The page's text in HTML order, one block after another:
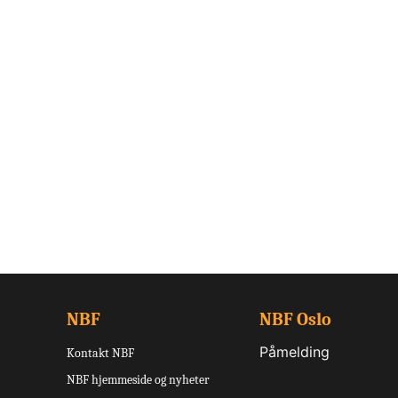
NBF
Kontakt NBF
NBF hjemmeside og nyheter
NBF Oslo
Påmelding